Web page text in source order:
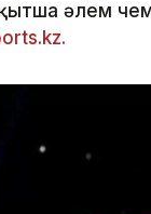
әлем